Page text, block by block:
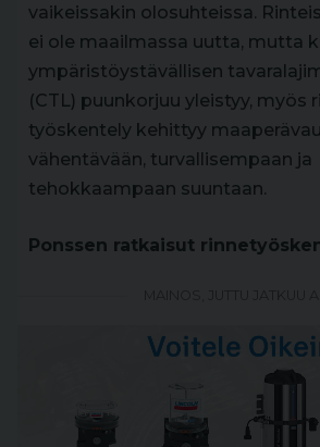
vaikeissakin olosuhteissa.
ei ole maailmassa uutta, mutta
ympäristöystävällisen
(CTL) puunkorjuu yleistyy, myös
työskentely kehittyy
vähentävään, turvallisempaan ja
tehokkaampaan suuntaan.
Ponssen ratkaisut